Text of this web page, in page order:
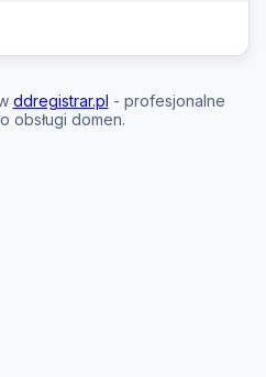
ddregistrar.pl - profesjonalne
obsługi domen.